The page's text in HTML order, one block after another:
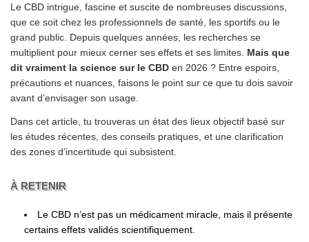
Le CBD intrigue, fascine et suscite de nombreuses discussions,
que ce soit chez les professionnels de santé, les sportifs ou le
grand public. Depuis quelques années, les recherches se
multiplient pour mieux cerner ses effets et ses limites. Mais que
dit vraiment la science sur le CBD en 2026 ? Entre espoirs,
précautions et nuances, faisons le point sur ce que tu dois savoir
avant d’envisager son usage.
Dans cet article, tu trouveras un état des lieux objectif basé sur
les études récentes, des conseils pratiques, et une clarification
des zones d’incertitude qui subsistent.
À RETENIR
Le CBD n’est pas un médicament miracle, mais il présente
certains effets validés scientifiquement.